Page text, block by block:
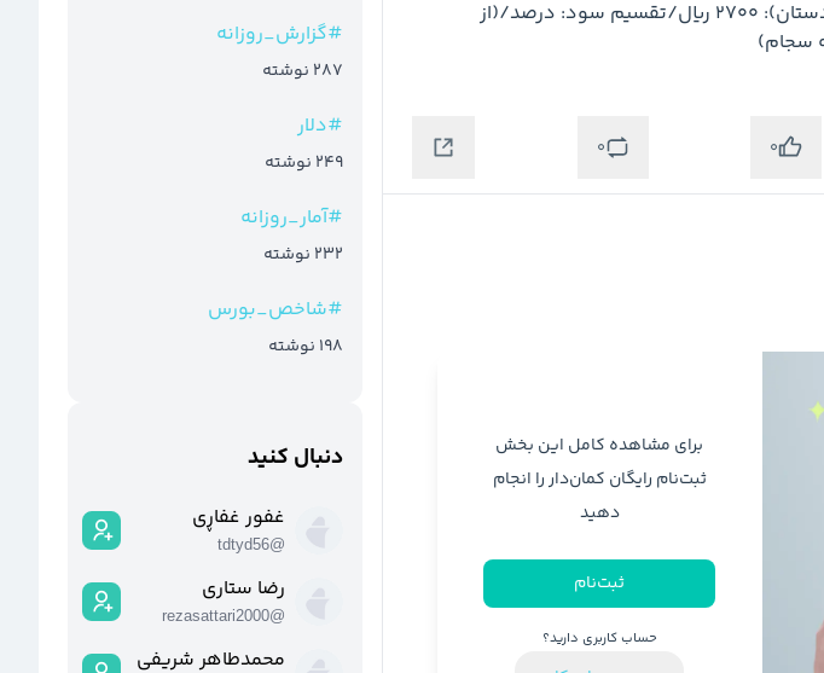
0
0
برای مشاهده کامل این بخش
ثبت‌نام رایگان کمان‌دار را انجام
دهید
ثبت‌نام
حساب کاربری دارید؟
#گزارش_روزانه
287 نوشته
#دلار
249 نوشته
#آمار_روزانه
232 نوشته
#شاخص_بورس
198 نوشته
دنبال کنید
غفور غفاڕی
@
tdtyd56
رضا ستاری
@
rezasattari2000
محمدطاهر شریفی